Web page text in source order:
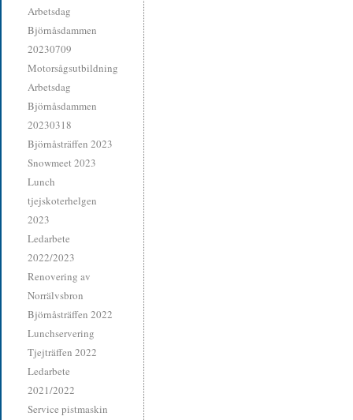
Arbetsdag
Björnåsdammen
20230709
Motorsågsutbildning
Arbetsdag
Björnåsdammen
20230318
Björnåsträffen 2023
Snowmeet 2023
Lunch
tjejskoterhelgen
2023
Ledarbete
2022/2023
Renovering av
Norrälvsbron
Björnåsträffen 2022
Lunchservering
Tjejträffen 2022
Ledarbete
2021/2022
Service pistmaskin